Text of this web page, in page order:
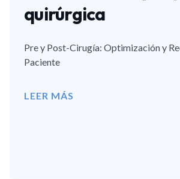
quirúrgica
Pre y Post-Cirugía: Optimización y
Paciente
LEER MÁS